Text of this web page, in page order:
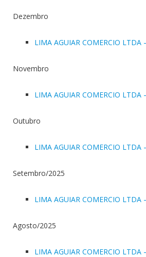
Dezembro
LIMA AGUIAR COMERCIO LTDA
Novembro
LIMA AGUIAR COMERCIO LTDA
Outubro
LIMA AGUIAR COMERCIO LTDA
Setembro/2025
LIMA AGUIAR COMERCIO LTDA
Agosto/2025
LIMA AGUIAR COMERCIO LTDA